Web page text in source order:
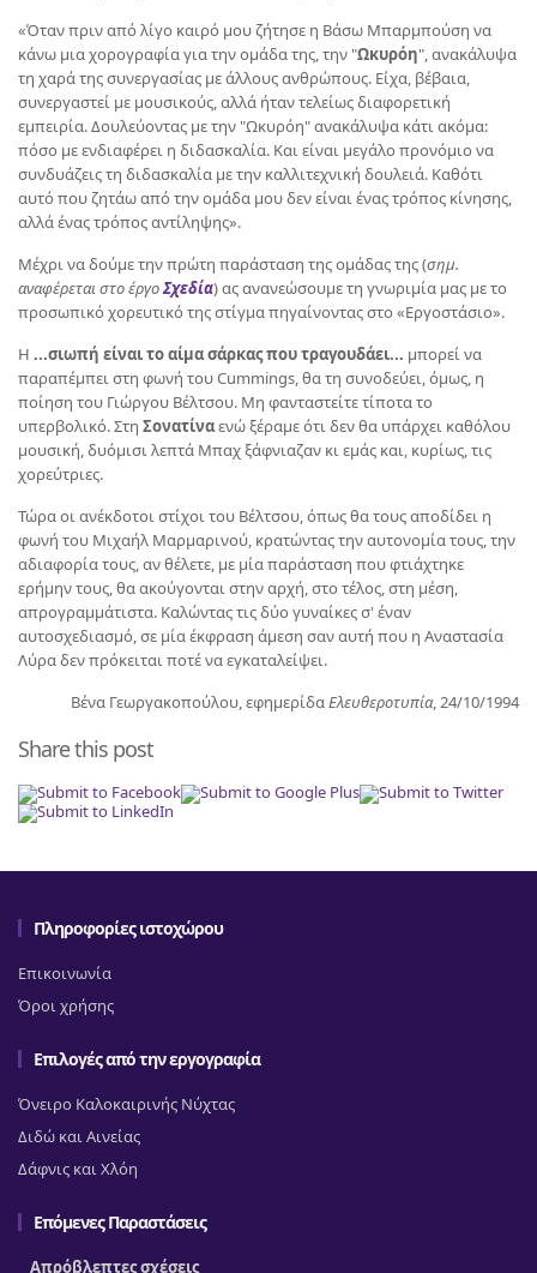
«Όταν πριν από λίγο καιρό μου ζήτησε η Βάσω Μπαρμπούση να
κάνω μια χορογραφία για την ομάδα της, την "Ωκυρόη", ανακάλυψα
τη χαρά της συνεργασίας με άλλους ανθρώπους. Είχα, βέβαια,
συνεργαστεί με μουσικούς, αλλά ήταν τελείως διαφορετική
εμπειρία. Δουλεύοντας με την "Ωκυρόη" ανακάλυψα κάτι ακόμα:
πόσο με ενδιαφέρει η διδασκαλία. Και είναι μεγάλο προνόμιο να
συνδυάζεις τη διδασκαλία με την καλλιτεχνική δουλειά. Καθότι
αυτό που ζητάω από την ομάδα μου δεν είναι ένας τρόπος κίνησης,
αλλά ένας τρόπος αντίληψης».
Μέχρι να δούμε την πρώτη παράσταση της ομάδας της (σημ.
αναφέρεται στο έργοΣχεδία) ας ανανεώσουμε τη γνωριμία μας με το
προσωπικό χορευτικό της στίγμα πηγαίνοντας στο «Εργοστάσιο».
Η ...σιωπή είναι το αίμα σάρκας που τραγουδάει... μπορεί να
παραπέμπει στη φωνή του Cummings, θα τη συνοδεύει, όμως, η
ποίηση του Γιώργου Βέλτσου. Μη φανταστείτε τίποτα το
υπερβολικό. Στη Σονατίναενώ ξέραμε ότι δεν θα υπάρχει καθόλου
μουσική, δυόμισι λεπτά Μπαχ ξάφνιαζαν κι εμάς και, κυρίως, τις
χορεύτριες.
Τώρα οι ανέκδοτοι στίχοι του Βέλτσου, όπως θα τους αποδίδει η
φωνή του Μιχαήλ Μαρμαρινού, κρατώντας την αυτονομία τους, την
αδιαφορία τους, αν θέλετε, με μία παράσταση που φτιάχτηκε
ερήμην τους, θα ακούγονται στην αρχή, στο τέλος, στη μέση,
απρογραμμάτιστα. Καλώντας τις δύο γυναίκες σ' έναν
αυτοσχεδιασμό, σε μία έκφραση άμεση σαν αυτή που η Αναστασία
Λύρα δεν πρόκειται ποτέ να εγκαταλείψει.
Βένα Γεωργακοπούλου, εφημερίδαΕλευθεροτυπία, 24/10/1994
Share this post
Πληροφορίες ιστοχώρου
Επικοινωνία
Όροι χρήσης
Επιλογές από την εργογραφία
Όνειρο Καλοκαιρινής Νύχτας
Διδώ και Αινείας
Δάφνις και Χλόη
Επόμενες Παραστάσεις
Απρόβλεπτες σχέσεις